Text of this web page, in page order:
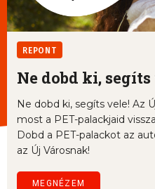
REPONT
Ne dobd ki,
Ne dobd ki, segíts vele! Az
most a PET-palackjaid
Dobd a PET-palackot az
az Új Városnak!
MEGNÉZEM